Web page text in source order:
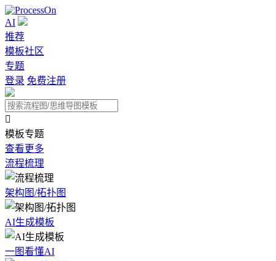
AI
推荐
模板社区
专题
登录 免费注册

模板专题
查看更多
流程梳理
架构图/拓扑图
AI生成模板
一图看懂AI